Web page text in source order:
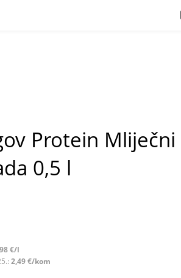
Protein
0,5 l
€/l
2,49 €/kom